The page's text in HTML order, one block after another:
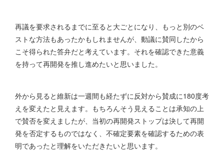
再議を要求されるまでに至ると大ごとになり、もっと別のベ
ストな方法もあったかもしれませんが、動議に賛同したから
こそ得られた答弁だと考えています。それを確認できた意義
を持って再開発を推し進めたいと思いました。
外から見ると維新は一週間も経たずに反対から賛成に180度考
えを変えたと見えます。もちろんそう見えることは承知の上
で賛否を変えましたが、当初の再開発ストップは決して再開
発を否定するものではなく、不確定要素を確認するための表
明であったと理解をいただきたいと思います。